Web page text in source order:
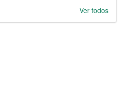
Ver todos